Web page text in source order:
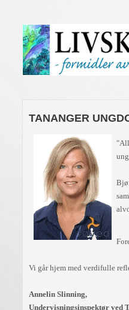
TANANGER
Vi går hjem med verdifulle
Annelin Slinning,
Undervisningsinspektør ved